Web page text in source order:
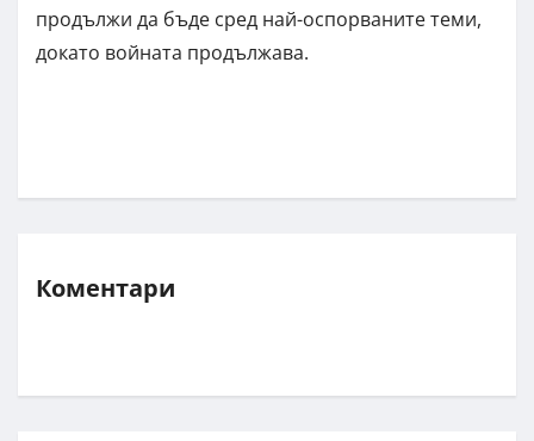
продължи да бъде сред най-оспорваните теми,
докато войната продължава.
Коментари